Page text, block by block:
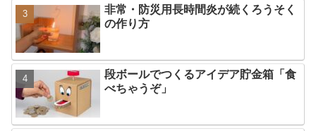
非常・防災用長時間炎が続くろうそく
の作り方
段ボールでつくるアイデア貯金箱「食
べちゃうぞ」